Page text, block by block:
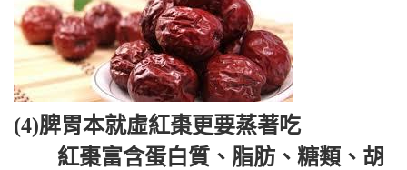
(4)脾胃本就虛紅棗更要蒸著吃
紅棗富含蛋白質、脂肪、糖類、胡